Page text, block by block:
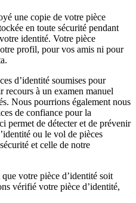
une copie de votre pièce
en toute sécurité pendant
identité. Votre pièce
profil, pour vos amis ni pour
d’identité soumises pour
à un examen manuel
Nous pourrions également nous
de confiance pour la
permet de détecter et de prévenir
ou le vol de pièces
et celle de notre
votre pièce d’identité soit
vérifié votre pièce d’identité,